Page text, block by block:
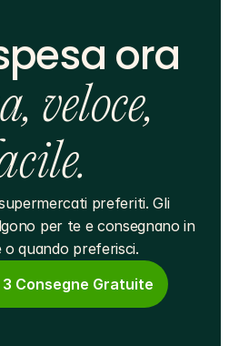
ora
veloce,
preferiti. Gli
per te e consegnano in
o quando preferisci.
Consegne Gratuite